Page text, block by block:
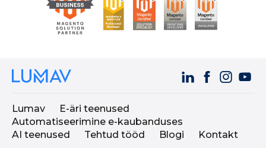
Lumav
E-äri teenused
Automatiseerimine e-kaubanduses
AI teenused
Tehtud tööd Blogi Kontakt